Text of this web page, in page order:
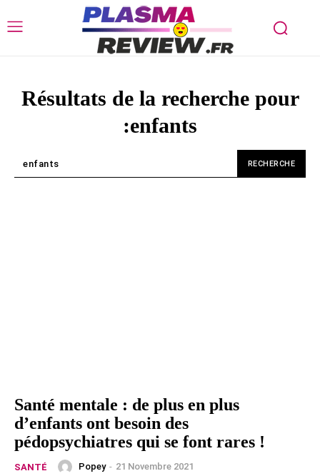
Résultats de la recherche pour
:enfants
RECHERCHE
Santé mentale : de plus en plus
d’enfants ont besoin des
pédopsychiatres qui se font rares !
SANTÉ Popey - 21 Novembre 2021